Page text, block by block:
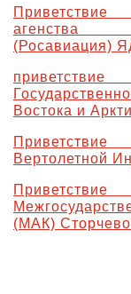
Документы
Заочное участие
Основные
Место проведения
Схема проезда
Правила доступа и
Для СМИ
Аккредитация
Условия
Положение об
Публикации о
Пресс-релизы
Архив
агенства
(Росавиация)
Востока и
Вертолетной
(МАК)